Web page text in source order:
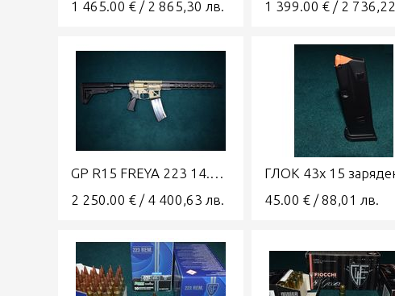
1 465.00 € / 2 865,30 лв.
1 399.00 € / 2 736,22
GP R15 FREYA 223 14.5" GRAND POWER
2 250.00 € / 4 400,63 лв.
45.00 € / 88,01 лв.